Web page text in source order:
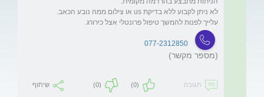
עלייך לפנות להמשך טיפול פרונטלי אצל כירורג.
077-2312850
(מספר מקשר)
תגובה (0)
(0) שיתוף